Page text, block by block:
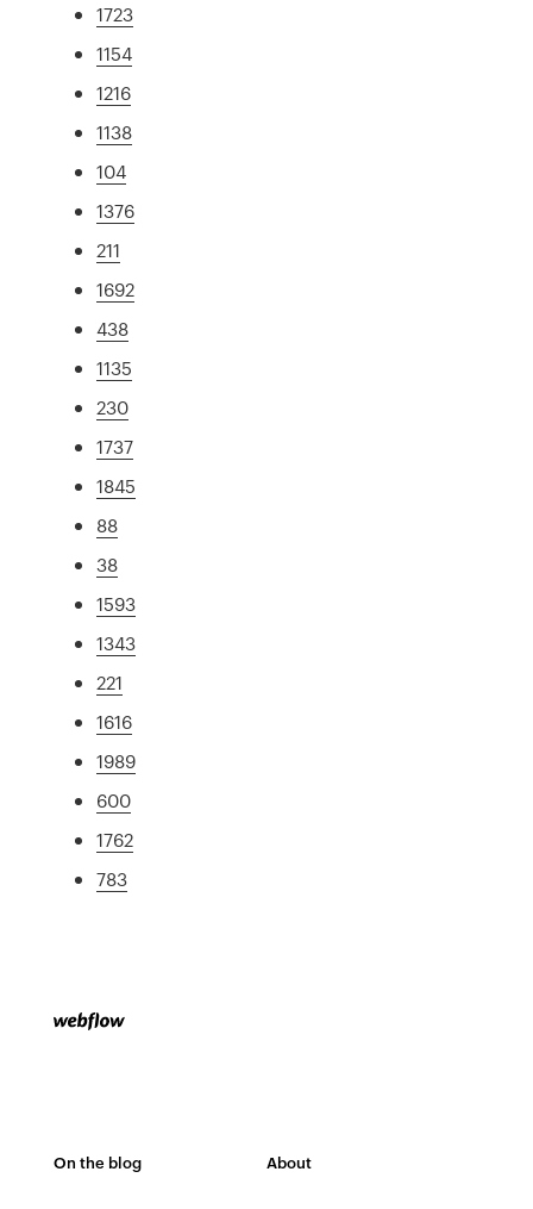
1723
1154
1216
1138
104
1376
211
1692
438
1135
230
1737
1845
88
38
1593
1343
221
1616
1989
600
1762
783
On the blog About